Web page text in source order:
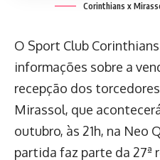
Corinthians x
O Sport Club
informações sobre a
recepção dos
Mirassol, que
outubro, às 21h, na Neo
partida faz parte da 27ª